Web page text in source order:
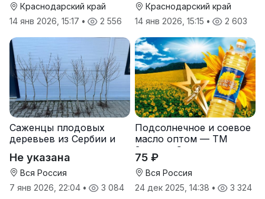
Краснодарский край
14 янв 2026, 15:17 • 2 556
Краснодарский край
14 янв 2026, 15:15 • 2 603
Саженцы плодовых
деревьев из Сербии и
Не указана
Вся Россия
7 янв 2026, 22:04 • 3 084
Подсолнечное и соевое
масло оптом — ТМ
Золотая Семечка
75 ₽
Вся Россия
24 дек 2025, 14:38 • 3 324